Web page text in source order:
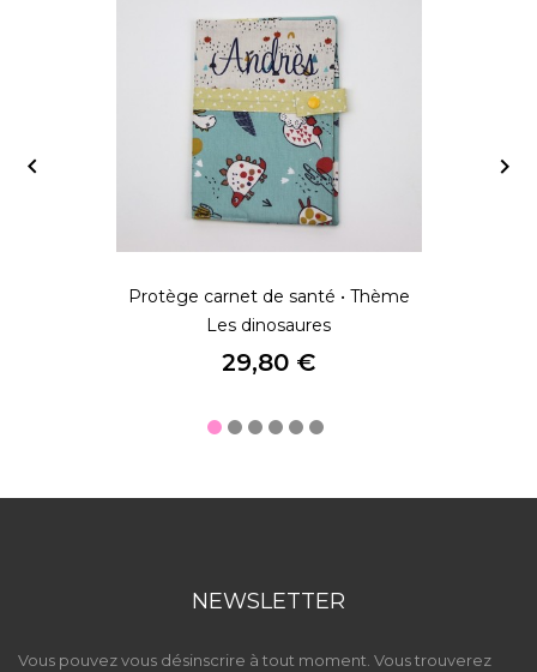
Protège carnet de santé • Thème
Les dinosaures
Prix
29,80 €
 
NEWSLETTER
Vous pouvez vous désinscrire à tout moment. Vous trouverez